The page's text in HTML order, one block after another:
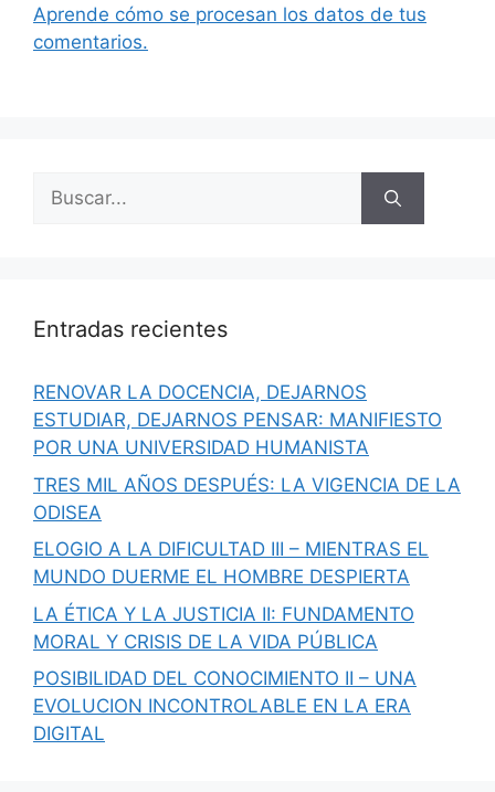
Aprende cómo se procesan los datos de tus
comentarios.
Buscar:
Entradas recientes
RENOVAR LA DOCENCIA, DEJARNOS
ESTUDIAR, DEJARNOS PENSAR: MANIFIESTO
POR UNA UNIVERSIDAD HUMANISTA
TRES MIL AÑOS DESPUÉS: LA VIGENCIA DE LA
ODISEA
ELOGIO A LA DIFICULTAD III – MIENTRAS EL
MUNDO DUERME EL HOMBRE DESPIERTA
LA ÉTICA Y LA JUSTICIA II: FUNDAMENTO
MORAL Y CRISIS DE LA VIDA PÚBLICA
POSIBILIDAD DEL CONOCIMIENTO II – UNA
EVOLUCION INCONTROLABLE EN LA ERA
DIGITAL